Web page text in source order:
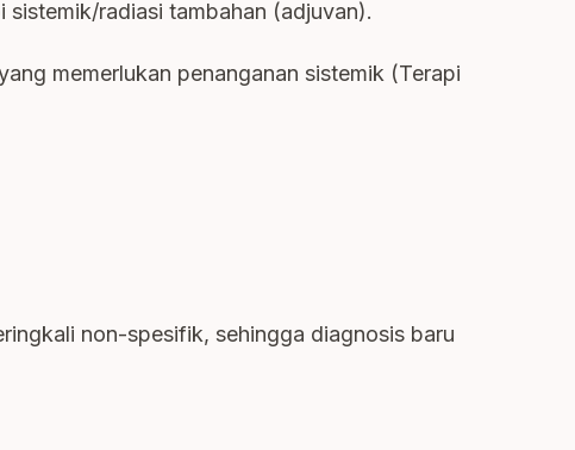
radiasi tambahan (adjuvan).
memerlukan penanganan sistemik (Terapi
non-spesifik, sehingga diagnosis baru